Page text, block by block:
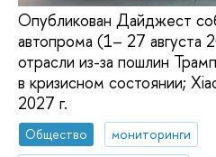
Опубликован Дайджест
автопрома (1– 27 августа
отрасли из-за пошлин
в кризисном состоянии;
2027 г.
Общество
мониторинги